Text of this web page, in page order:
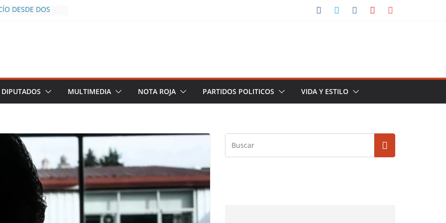
DESDE DOS
AL INFLUENCER
DURANTE
EN
A LAS
Y TERMINA
DE
DEL PLAN
DIPUTADOS MULTIMEDIA NOTA ROJA PARTIDOS POLITICOS VIDA Y ESTILO